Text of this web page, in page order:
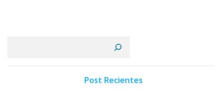
Post Recientes